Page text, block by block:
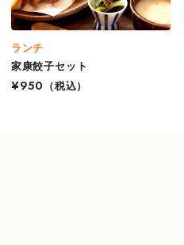
ランチ
家康餃子セット
¥950
（税込）